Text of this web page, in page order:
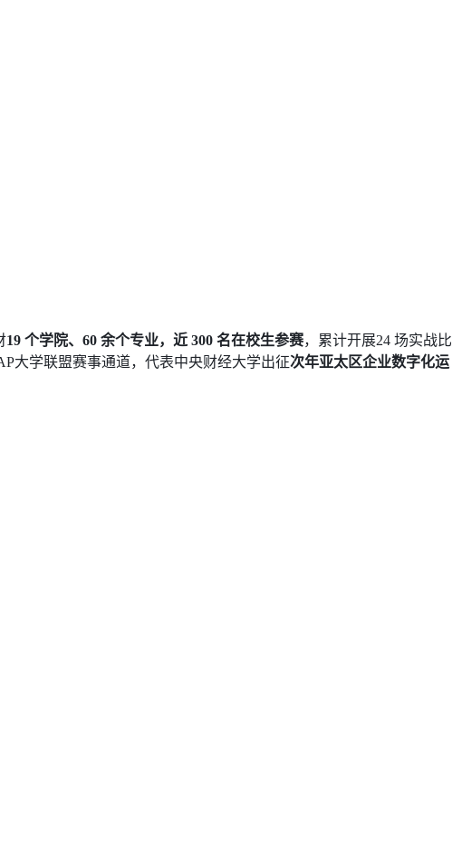
19 个学院、60 余个专业，近 300 名在校生参赛，累计开展24 场实战比
大学联盟赛事通道，代表中央财经大学出征次年亚太区企业数字化运